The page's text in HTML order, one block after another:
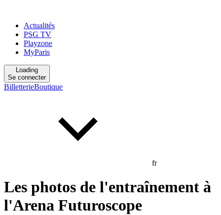
Actualités
PSG TV
Playzone
MyParis
Loading
Se connecter
BilletterieBoutique
fr
Les photos de l'entraînement à
l'Arena Futuroscope